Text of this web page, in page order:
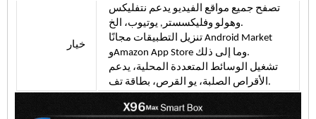
خيار
تصفح جميع مواقع الفيديو يدعم نتفليكس
وهولو وفليكسستر ,
يوتيوب، الخ.
تنزيل التطبيقات مجانًا Android Market
وAmazon App Store وما إلى ذلك.
تشغيل الوسائط المتعددة المحلية، يدعم
الأقراص الصلبة، يو القرص،بطاقة تف.